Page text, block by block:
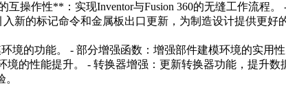
操作性**：实现Inventor与Fusion 360的无缝工作流程
新的标记命令和金属板出口更新，为制造设计提供更好的
的功能。 - 部分增强函数：增强部件建模环境的实用性
的性能提升。 - 转换器增强：更新转换器功能，提升数
。